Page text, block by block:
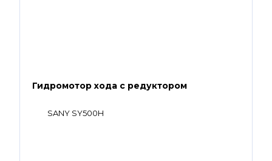
Гидромотор хода с редуктором
SANY SY500H